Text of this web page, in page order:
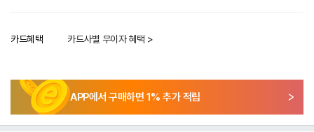
카드혜택 카드사별 무이자 혜택 >
APP에서 구매하면 1% 추가 적립